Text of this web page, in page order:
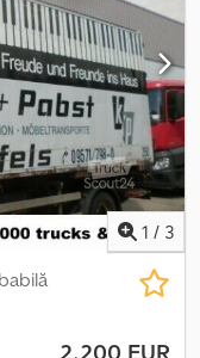
1 / 3